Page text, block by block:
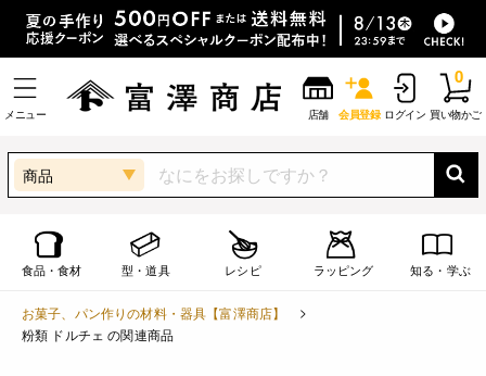
メニュー 店舗 会員登録 ログイン 買い物かご
0
商品
食品・食材 型・道具 レシピ ラッピング 知る・学ぶ
お菓子、パン作りの材料・器具【富澤商店】
粉類 ドルチェ の関連商品